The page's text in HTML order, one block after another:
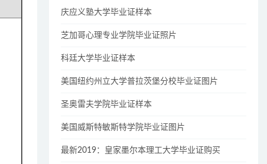
庆应义塾大学毕业证样本
芝加哥心理专业学院毕业证照片
科廷大学毕业证样本
美国纽约州立大学普拉茨堡分校毕业证图片
圣奥雷夫学院毕业证样本
美国威斯特敏斯特学院毕业证图片
最新2019：皇家墨尔本理工大学毕业证购买